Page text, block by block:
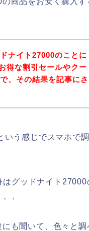
ナイト27000のことに
得な割引セールやクー
、その結果を記事にさ
う感じでスマホで
グッドナイト27000
、
も聞いて、色々と